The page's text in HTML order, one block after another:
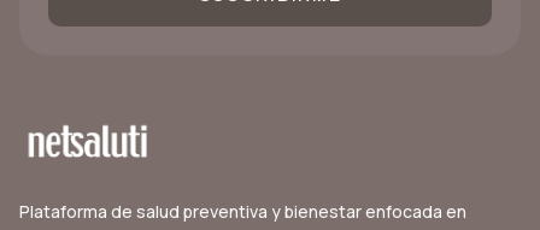
Plataforma de salud preventiva y bienestar enfocada en